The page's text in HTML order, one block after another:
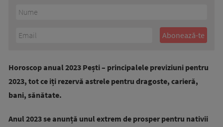
Horoscop anual 2023 Pești – principalele previziuni pentru
2023, tot ce iți rezervă astrele pentru dragoste, carieră,
bani, sănătate.
Anul 2023 se anunță unul extrem de prosper pentru nativii